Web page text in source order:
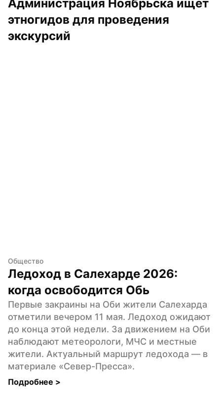
Администрация Ноябрьска ищет
этногидов для проведения
экскурсий
Общество
Ледоход в Салехарде 2026:
когда освободится Обь
Первые закраины на Оби жители Салехарда
отметили вечером 11 мая. Ледоход ожидают
до конца этой недели. За движением на Оби
наблюдают метеорологи, МЧС и местные
жители. Актуальный маршрут ледохода — в
материале «Север-Пресса».
Подробнее >